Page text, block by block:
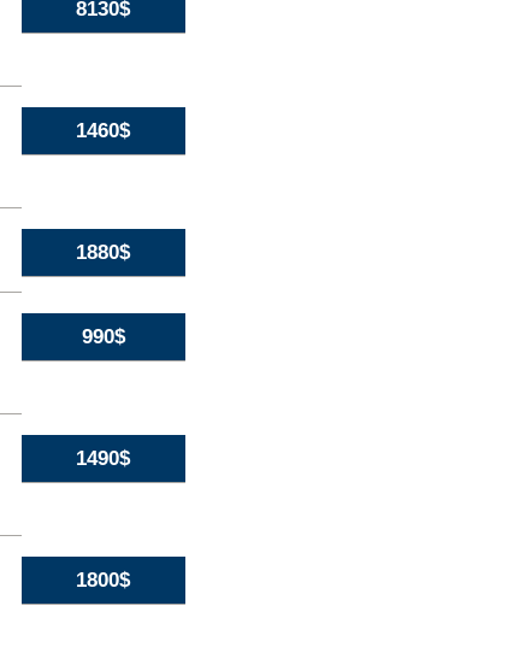
8130$
1460$
1880$
990$
1490$
1800$